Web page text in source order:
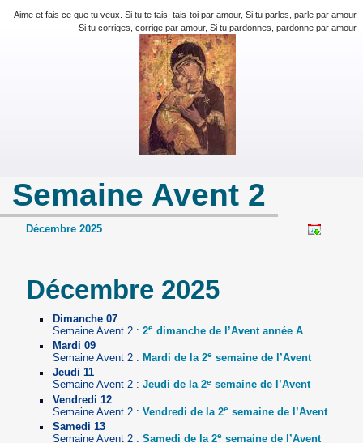
Aime et fais ce que tu veux. Si tu te tais, tais-toi par amour, Si tu parles, parle par amour,
Si tu corriges, corrige par amour, Si tu pardonnes, pardonne par amour.
Semaine Avent 2
Décembre 2025
Décembre 2025
Dimanche 07
Semaine Avent 2 : 2edimanche de l’Avent année A
Mardi 09
Semaine Avent 2 : Mardi de la 2esemaine de l’Avent
Jeudi 11
Semaine Avent 2 : Jeudi de la 2esemaine de l’Avent
Vendredi 12
Semaine Avent 2 : Vendredi de la 2esemaine de l’Avent
Samedi 13
Semaine Avent 2 : Samedi de la 2esemaine de l’Avent